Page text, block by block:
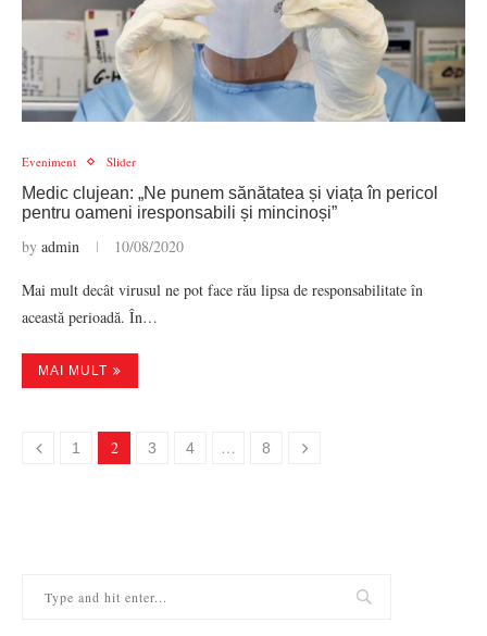
Eveniment Slider
Medic clujean: „Ne punem sănătatea și viața în pericol
pentru oameni iresponsabili și mincinoși”
by admin 10/08/2020
Mai mult decât virusul ne pot face rău lipsa de responsabilitate în
această perioadă. În…
MAI MULT
1 2 3 4 … 8